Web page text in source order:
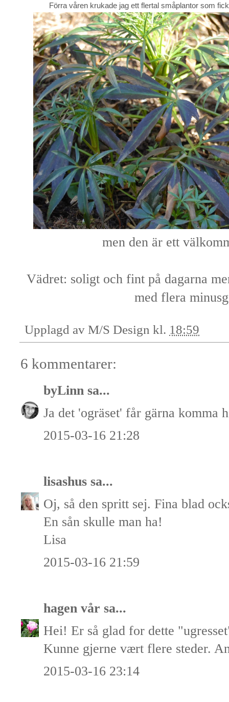
Förra våren krukade jag ett flertal småplantor som
men den är ett
Vädret: soligt och fint på dagarna
med flera
Upplagd av M/S Design kl. 18:59
6 kommentarer:
byLinn sa...
Ja det 'ogräset' får gärna komma
2015-03-16 21:28
lisashus sa...
Oj, så den spritt sej. Fina blad
En sån skulle man ha!
Lisa
2015-03-16 21:59
hagen vår sa...
Hei! Er så glad for dette
Kunne gjerne vært flere steder.
2015-03-16 23:14